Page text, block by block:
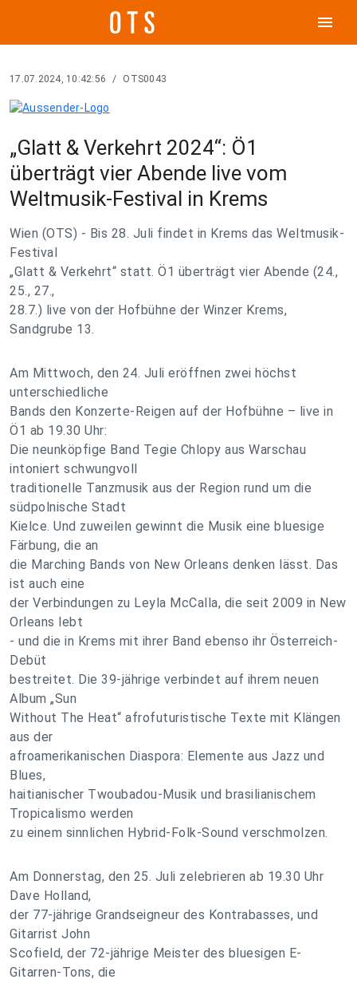
menu
17.07.2024, 10:42:56 / OTS0043
„Glatt & Verkehrt 2024“: Ö1
überträgt vier Abende live vom
Weltmusik-Festival in Krems
Wien (OTS) - Bis 28. Juli findet in Krems das Weltmusik-
Festival
„Glatt & Verkehrt“ statt. Ö1 überträgt vier Abende (24.,
25., 27.,
28.7.) live von der Hofbühne der Winzer Krems,
Sandgrube 13.
Am Mittwoch, den 24. Juli eröffnen zwei höchst
unterschiedliche
Bands den Konzerte-Reigen auf der Hofbühne – live in
Ö1 ab 19.30 Uhr:
Die neunköpfige Band Tegie Chlopy aus Warschau
intoniert schwungvoll
traditionelle Tanzmusik aus der Region rund um die
südpolnische Stadt
Kielce. Und zuweilen gewinnt die Musik eine bluesige
Färbung, die an
die Marching Bands von New Orleans denken lässt. Das
ist auch eine
der Verbindungen zu Leyla McCalla, die seit 2009 in New
Orleans lebt
- und die in Krems mit ihrer Band ebenso ihr Österreich-
Debüt
bestreitet. Die 39-jährige verbindet auf ihrem neuen
Album „Sun
Without The Heat“ afrofuturistische Texte mit Klängen
aus der
afroamerikanischen Diaspora: Elemente aus Jazz und
Blues,
haitianischer Twoubadou-Musik und brasilianischem
Tropicalismo werden
zu einem sinnlichen Hybrid-Folk-Sound verschmolzen.
Am Donnerstag, den 25. Juli zelebrieren ab 19.30 Uhr
Dave Holland,
der 77-jährige Grandseigneur des Kontrabasses, und
Gitarrist John
Scofield, der 72-jährige Meister des bluesigen E-
Gitarren-Tons, die